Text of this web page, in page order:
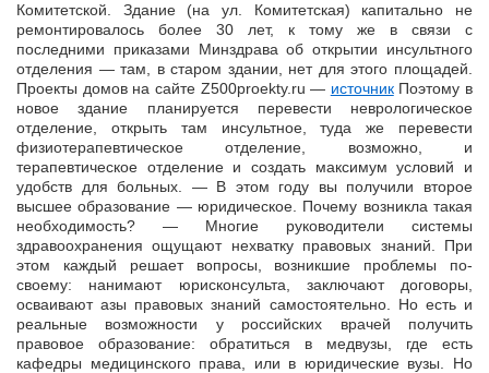
Комитетской. Здание (на ул. Комитетская) капитально не
ремонтировалось более 30 лет, к тому же в связи с
последними приказами Минздрава об открытии инсультного
отделения — там, в старом здании, нет для этого площадей.
Проекты домов на сайте Z500proekty.ru — источникПоэтому в
новое здание планируется перевести неврологическое
отделение, открыть там инсультное, туда же перевести
физиотерапевтическое отделение, возможно, и
терапевтическое отделение и создать максимум условий и
удобств для больных. — В этом году вы получили второе
высшее образование — юридическое. Почему возникла такая
необходимость? — Многие руководители системы
здравоохранения ощущают нехватку правовых знаний. При
этом каждый решает вопросы, возникшие проблемы по-
своему: нанимают юрисконсульта, заключают договоры,
осваивают азы правовых знаний самостоятельно. Но есть и
реальные возможности у российских врачей получить
правовое образование: обратиться в медвузы, где есть
кафедры медицинского права, или в юридические вузы. Но